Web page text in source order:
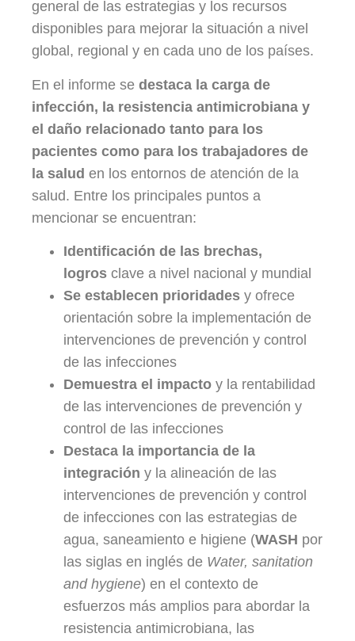
general de las estrategias y los recursos
disponibles para mejorar la situación a nivel
global, regional y en cada uno de los países.
En el informe se destaca la carga de
infección, la resistencia antimicrobiana y
el daño relacionado tanto para los
pacientes como para los trabajadores de
la salud en los entornos de atención de la
salud. Entre los principales puntos a
mencionar se encuentran:
Identificación de las brechas,
logros clave a nivel nacional y mundial
Se establecen prioridades y ofrece
orientación sobre la implementación de
intervenciones de prevención y control
de las infecciones
Demuestra el impacto y la rentabilidad
de las intervenciones de prevención y
control de las infecciones
Destaca la importancia de la
integración y la alineación de las
intervenciones de prevención y control
de infecciones con las estrategias de
agua, saneamiento e higiene (WASH por
las siglas en inglés de Water, sanitation
and hygiene) en el contexto de
esfuerzos más amplios para abordar la
resistencia antimicrobiana, las